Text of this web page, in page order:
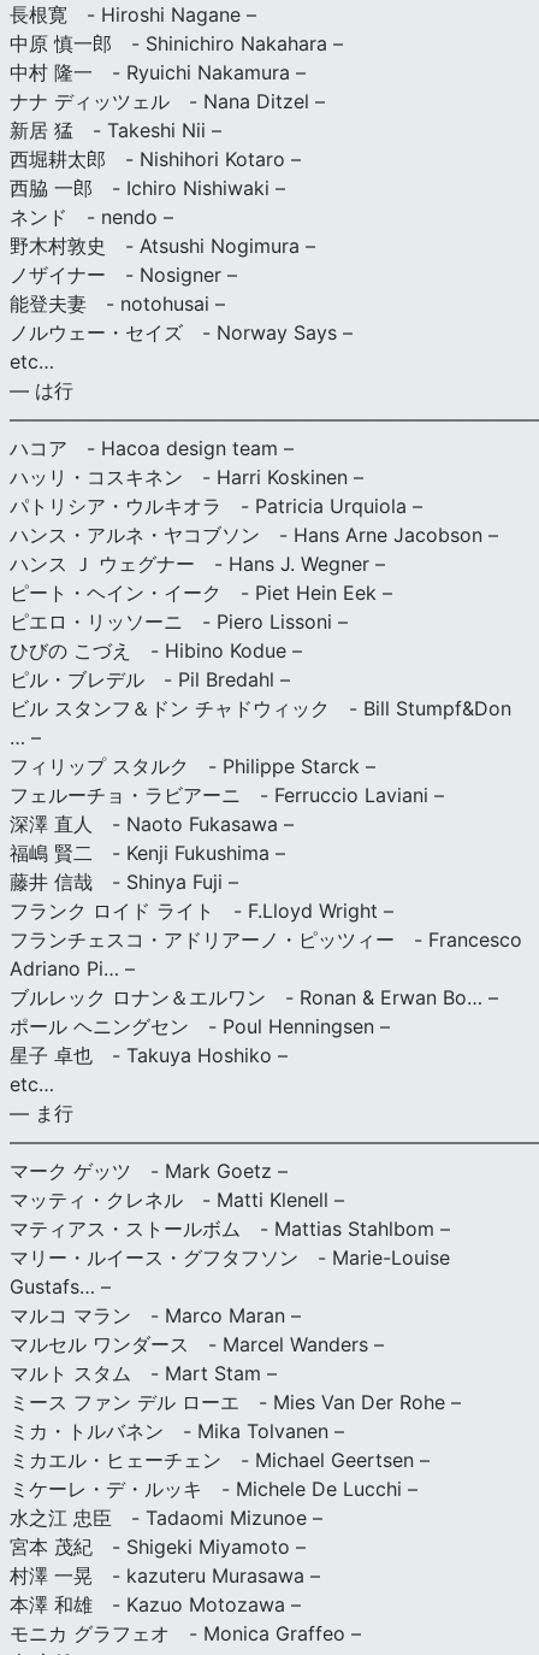
長根寛 - Hiroshi Nagane –
中原 慎一郎 - Shinichiro Nakahara –
中村 隆一 - Ryuichi Nakamura –
ナナ ディッツェル - Nana Ditzel –
新居 猛 - Takeshi Nii –
西堀耕太郎 - Nishihori Kotaro –
西脇 一郎 - Ichiro Nishiwaki –
ネンド - nendo –
野木村敦史 - Atsushi Nogimura –
ノザイナー - Nosigner –
能登夫妻 - notohusai –
ノルウェー・セイズ - Norway Says –
etc…
— は行
ハコア - Hacoa design team –
ハッリ・コスキネン - Harri Koskinen –
パトリシア・ウルキオラ - Patricia Urquiola –
ハンス・アルネ・ヤコブソン - Hans Arne Jacobson –
ハンス Ｊ ウェグナー - Hans J. Wegner –
ピート・ヘイン・イーク - Piet Hein Eek –
ピエロ・リッソーニ - Piero Lissoni –
ひびの こづえ - Hibino Kodue –
ピル・ブレデル - Pil Bredahl –
ビル スタンフ＆ドン チャドウィック - Bill Stumpf&Don
… –
フィリップ スタルク - Philippe Starck –
フェルーチョ・ラビアーニ - Ferruccio Laviani –
深澤 直人 - Naoto Fukasawa –
福嶋 賢二 - Kenji Fukushima –
藤井 信哉 - Shinya Fuji –
フランク ロイド ライト - F.Lloyd Wright –
フランチェスコ・アドリアーノ・ピッツィー - Francesco
Adriano Pi… –
ブルレック ロナン＆エルワン - Ronan & Erwan Bo… –
ポール ヘニングセン - Poul Henningsen –
星子 卓也 - Takuya Hoshiko –
etc…
— ま行
マーク ゲッツ - Mark Goetz –
マッティ・クレネル - Matti Klenell –
マティアス・ストールボム - Mattias Stahlbom –
マリー・ルイース・グフタフソン - Marie-Louise
Gustafs… –
マルコ マラン - Marco Maran –
マルセル ワンダース - Marcel Wanders –
マルト スタム - Mart Stam –
ミース ファン デル ローエ - Mies Van Der Rohe –
ミカ・トルバネン - Mika Tolvanen –
ミカエル・ヒェーチェン - Michael Geertsen –
ミケーレ・デ・ルッキ - Michele De Lucchi –
水之江 忠臣 - Tadaomi Mizunoe –
宮本 茂紀 - Shigeki Miyamoto –
村澤 一晃 - kazuteru Murasawa –
本澤 和雄 - Kazuo Motozawa –
モニカ グラフェオ - Monica Graffeo –